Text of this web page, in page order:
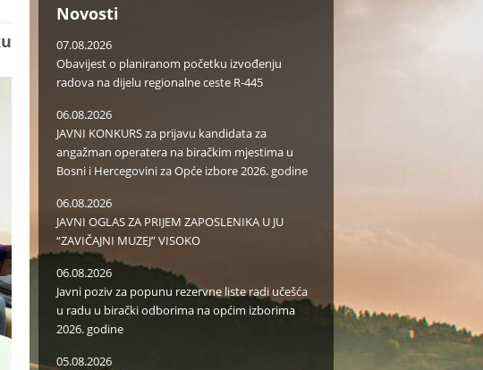
Novosti
07.08.2026
Obavijest o planiranom početku izvođenju
radova na dijelu regionalne ceste R-445
06.08.2026
JAVNI KONKURS za prijavu kandidata za
angažman operatera na biračkim mjestima u
Bosni i Hercegovini za Opće izbore 2026. godine
06.08.2026
JAVNI OGLAS ZA PRIJEM ZAPOSLENIKA U JU
“ZAVIČAJNI MUZEJ” VISOKO
06.08.2026
Javni poziv za popunu rezervne liste radi učešća
u radu u birački odborima na općim izborima
2026. godine
05.08.2026